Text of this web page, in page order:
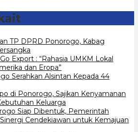
TP DPRD Ponorogo, Kabag
Export : “Rahasia UMKM Lokal
dan Eropa”
Serahkan Alsintan Kepada 44
di Ponorogo, Sajikan Kenyamanan
Keluarga
Siap Dibentuk, Pemerintah
Cendekiawan untuk Kemajuan